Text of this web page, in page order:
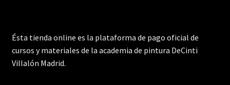
Ésta tienda online es la plataforma de pago oficial de
cursos y materiales de la academia de pintura DeCinti
Villalón Madrid.